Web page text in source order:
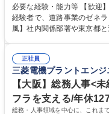
制度やキャリア支援が充実してお
管理部門：広報、人事、経
門：駐車場の新規開拓、管
道路施設や道路工事現場の
へ配属。※業務内容変更の範囲：会社
ープ】総合職（事務）◇残
必要な経験・能力等 【歓迎
経験者で、道路事業のゼネ
風】社内関係部署や東京都
部門など多岐に渡る業務を
事業の他、新宿駅西口広場
イン」の管理運営を行うな
います。 学歴・資格 学歴：大学院 大学 高専 短大 専修学校 高校 語学力：
資格：
正社員
三菱電機プラントエン
【大阪】総務人事<
フラを支える/年休
総務・人事領域を中心に、これま